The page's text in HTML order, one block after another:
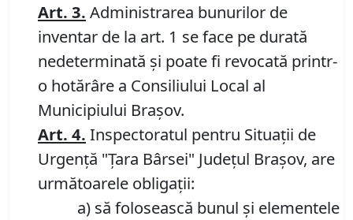
Art. 3. Administrarea bunurilor de
inventar de la art. 1 se face pe durată
nedeterminată și poate fi revocată printr-
o hotărâre a Consiliului Local al
Municipiului Brașov.
Art. 4. Inspectoratul pentru Situaţii de
Urgenţă "Ţara Bârsei" Judeţul Brașov, are
următoarele obligații:
a) să folosească bunul și elementele